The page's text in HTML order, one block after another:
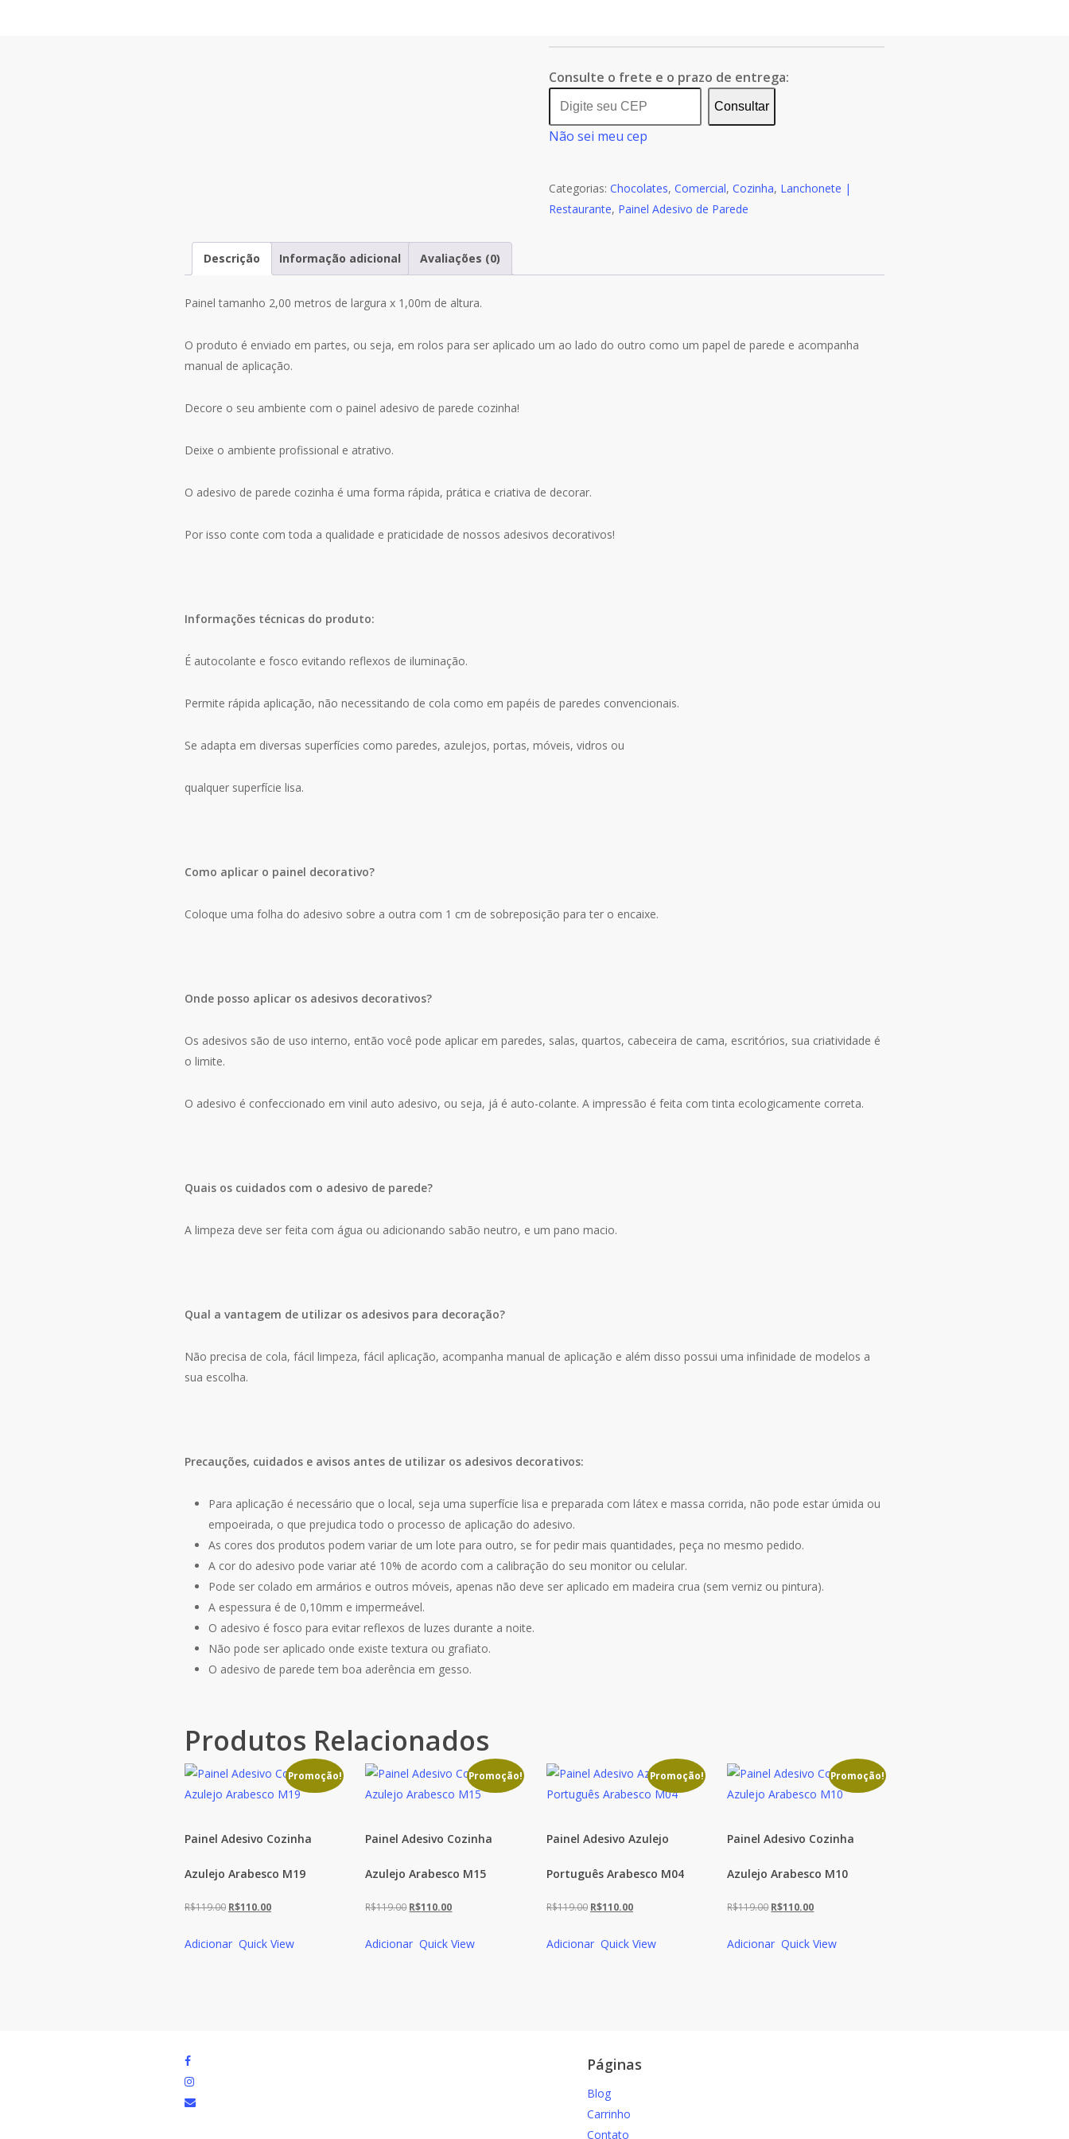
Adesivo
Fondue
Frutas
Consulte o frete e o prazo de entrega:
Consultar
Não sei meu cep
Categorias: Chocolates, Comercial, Cozinha, Lanchonete |
Restaurante, Painel Adesivo de Parede
Descrição Informação adicional Avaliações (0)
Painel tamanho 2,00 metros de largura x 1,00m de altura.
O produto é enviado em partes, ou seja, em rolos para ser aplicado um ao lado do outro como um papel de parede e acompanha
manual de aplicação.
Decore o seu ambiente com o painel adesivo de parede cozinha!
Deixe o ambiente profissional e atrativo.
O adesivo de parede cozinha é uma forma rápida, prática e criativa de decorar.
Por isso conte com toda a qualidade e praticidade de nossos adesivos decorativos!
Informações técnicas do produto:
É autocolante e fosco evitando reflexos de iluminação.
Permite rápida aplicação, não necessitando de cola como em papéis de paredes convencionais.
Se adapta em diversas superfícies como paredes, azulejos, portas, móveis, vidros ou
qualquer superfície lisa.
Como aplicar o painel decorativo?
Coloque uma folha do adesivo sobre a outra com 1 cm de sobreposição para ter o encaixe.
Onde posso aplicar os adesivos decorativos?
Os adesivos são de uso interno, então você pode aplicar em paredes, salas, quartos, cabeceira de cama, escritórios, sua criatividade é
o limite.
O adesivo é confeccionado em vinil auto adesivo, ou seja, já é auto-colante. A impressão é feita com tinta ecologicamente correta.
Quais os cuidados com o adesivo de parede?
A limpeza deve ser feita com água ou adicionando sabão neutro, e um pano macio.
Qual a vantagem de utilizar os adesivos para decoração?
Não precisa de cola, fácil limpeza, fácil aplicação, acompanha manual de aplicação e além disso possui uma infinidade de modelos a
sua escolha.
Precauções, cuidados e avisos antes de utilizar os adesivos decorativos:
Para aplicação é necessário que o local, seja uma superfície lisa e preparada com látex e massa corrida, não pode estar úmida ou
empoeirada, o que prejudica todo o processo de aplicação do adesivo.
As cores dos produtos podem variar de um lote para outro, se for pedir mais quantidades, peça no mesmo pedido.
A cor do adesivo pode variar até 10% de acordo com a calibração do seu monitor ou celular.
Pode ser colado em armários e outros móveis, apenas não deve ser aplicado em madeira crua (sem verniz ou pintura).
A espessura é de 0,10mm e impermeável.
O adesivo é fosco para evitar reflexos de luzes durante a noite.
Não pode ser aplicado onde existe textura ou grafiato.
O adesivo de parede tem boa aderência em gesso.
Produtos Relacionados
Promoção!
Painel Adesivo Cozinha
Azulejo Arabesco M19
R$119.00 O
original
R$110.00O
atual
Adicionar Quick View
Promoção!
Painel Adesivo Cozinha
Azulejo Arabesco M15
R$119.00 O
original
R$110.00O
atual
Adicionar Quick View
Promoção!
Painel Adesivo Azulejo
Português Arabesco M04
R$119.00 O
original
R$110.00O
atual
Adicionar Quick View
Promoção!
Painel Adesivo Cozinha
Azulejo Arabesco M10
R$119.00 O
original
R$110.00O
atual
Adicionar Quick View
facebook
instagram
email
Páginas
Blog
Carrinho
Contato